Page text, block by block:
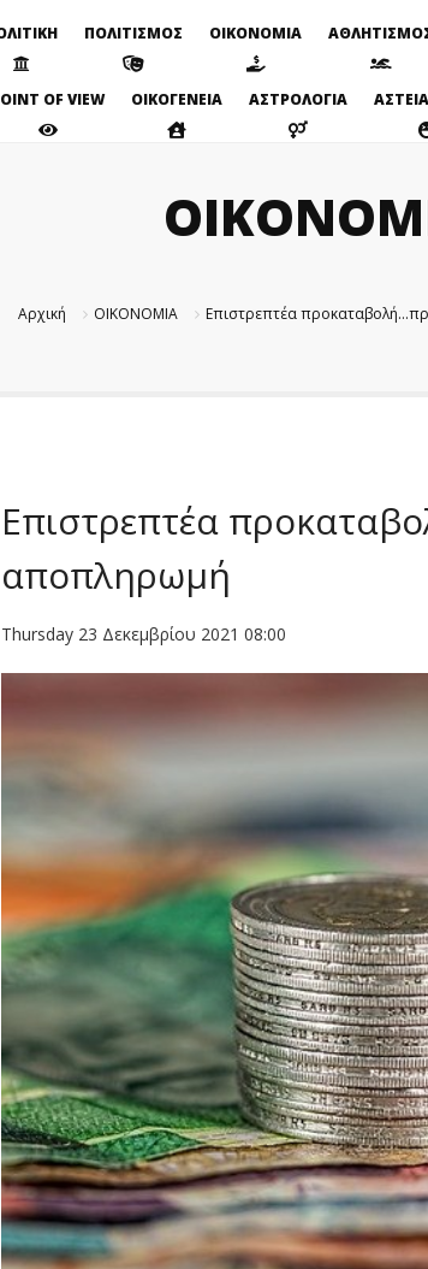
ΠΟΛΙΤΙΣΜΟΣ ΟΙΚΟΝΟΜΙΑ
OF VIEW ΟΙΚΟΓΕΝΕΙΑ ΑΣΤΡΟΛΟΓΙΑ
Αρχική ΟΙΚΟΝΟΜΙΑ Επιστρεπτέα
Επιστρεπτέα
αποπληρωμή
Thursday 23 Δεκεμβρίου 2021 08:00